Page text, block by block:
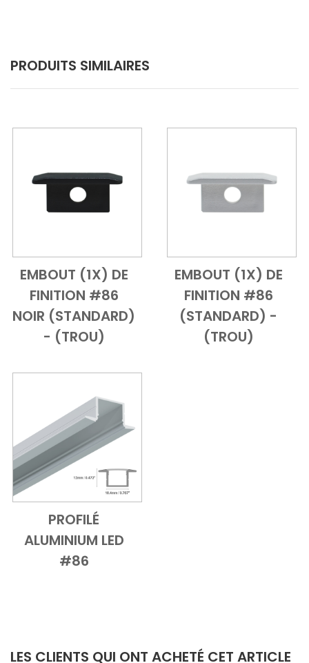
PRODUITS SIMILAIRES
Add to CartVue d'ensemble
EMBOUT (1X) DE
FINITION #86
NOIR (STANDARD)
- (TROU)
Add to Cart
Vue
EMBOUT (1X) DE
FINITION #86
(STANDARD) -
(TROU)
Add to CartVue d'ensemble
PROFILÉ
ALUMINIUM LED
#86
LES CLIENTS QUI ONT ACHETÉ CET ARTICLE